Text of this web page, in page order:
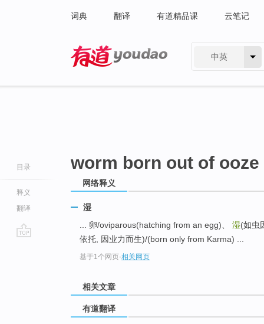
词典 翻译 有道精品课 云笔记
中英
目录
释义
翻译
worm born out of ooze
网络释义
湿
... 卵/oviparous(hatching from an egg)、 湿(如虫
依托, 因业力而生)/(born only from Karma) ...
基于1个网页-相关网页
相关文章
有道翻译